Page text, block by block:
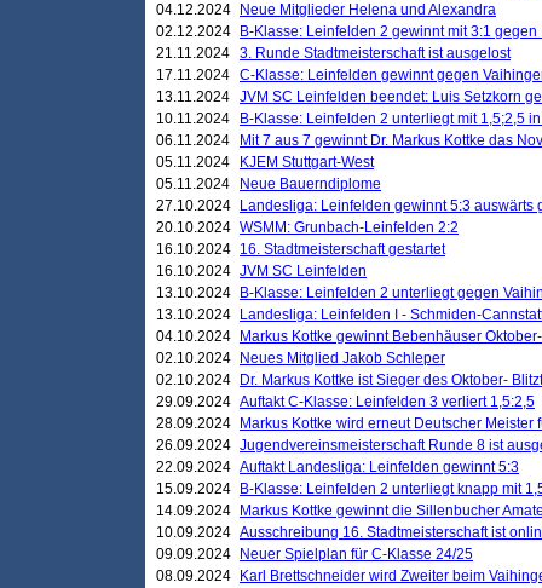
04.12.2024
Neue Mitglieder Helena und Alexandra
02.12.2024
B-Klasse: Leinfelden 2 gewinnt mit 3:1
21.11.2024 3. Runde Stadtmeisterschaft ist ausgelost
17.11.2024 C-Klasse: Leinfelden gewinnt gegen
13.11.2024 JVM SC Leinfelden beendet: Luis Setzkorn
10.11.2024
B-Klasse: Leinfelden 2 unterliegt mit 1,5;2,5
06.11.2024
Mit 7 aus 7 gewinnt Dr. Markus Kottke das
05.11.2024
KJEM Stuttgart-West
05.11.2024
Neue Bauerndiplome
27.10.2024
Landesliga: Leinfelden gewinnt 5:3 auswärts
20.10.2024 WSMM: Grunbach-Leinfelden 2:2
16.10.2024 16. Stadtmeisterschaft gestartet
16.10.2024 JVM SC Leinfelden
13.10.2024
B-Klasse: Leinfelden 2 unterliegt gegen
13.10.2024
Landesliga: Leinfelden I - Schmiden-
04.10.2024
Markus Kottke gewinnt Bebenhäuser
02.10.2024
Neues Mitglied Jakob Schleper
02.10.2024
Dr. Markus Kottke ist Sieger des Oktober-
29.09.2024 Auftakt C-Klasse: Leinfelden 3 verliert 1,5:2,5
28.09.2024
Markus Kottke wird erneut Deutscher Meister
26.09.2024 Jugendvereinsmeisterschaft Runde 8 ist
22.09.2024 Auftakt Landesliga: Leinfelden gewinnt 5:3
15.09.2024
B-Klasse: Leinfelden 2 unterliegt knapp mit
14.09.2024
Markus Kottke gewinnt die Sillenbucher
10.09.2024 Ausschreibung 16. Stadtmeisterschaft ist
09.09.2024
Neuer Spielplan für C-Klasse 24/25
08.09.2024
Karl Brettschneider wird Zweiter beim